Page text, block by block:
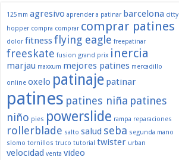
125mm agresivo aprender a patinar barcelona citty
hopper compra comprar comprar patines
dolor fitnessflying eagle freepatinar
freeskate fusion grand prix inercia
marjau maxxum mejores patines mercadillo
online oxelo patinaje patinar
patines patines niña patines
niño pies powerslide rampa reparaciones
rollerblade salto salud seba segunda mano
slomo tornillos truco tutorial twister urban
velocidad venta video